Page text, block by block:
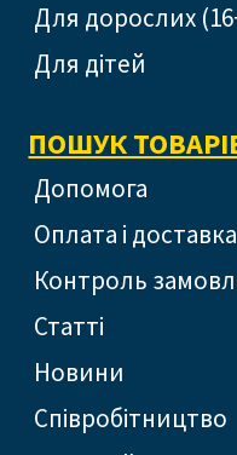
Для дорослих
Для дітей
ПОШУК
допомога
оплата і доставка
контроль
статті
новини
співробітництво